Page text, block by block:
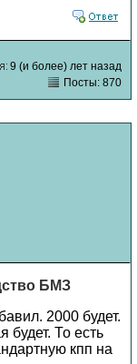
9 (и более) лет назад
Посты: 870
БМЗ
2000 будет.
будет. То есть
кпп на